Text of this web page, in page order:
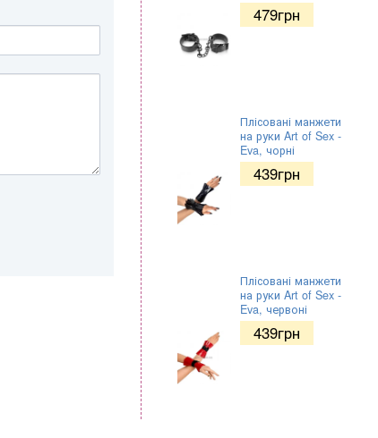
479грн
Плісовані манжети
на руки Art of Sex -
Eva, чорні
439грн
Плісовані манжети
на руки Art of Sex -
Eva, червоні
439грн